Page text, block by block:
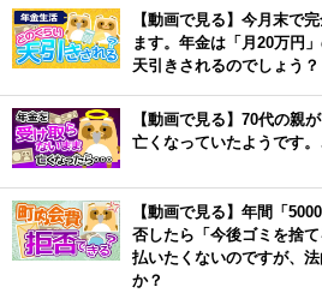
【動画で見る】今月末で
ます。年金は「月20万円
天引きされるのでしょう？
【動画で見る】70代の親
亡くなっていたようです
【動画で見る】年間「
否したら「今後ゴミを捨
払いたくないのですが、
か？